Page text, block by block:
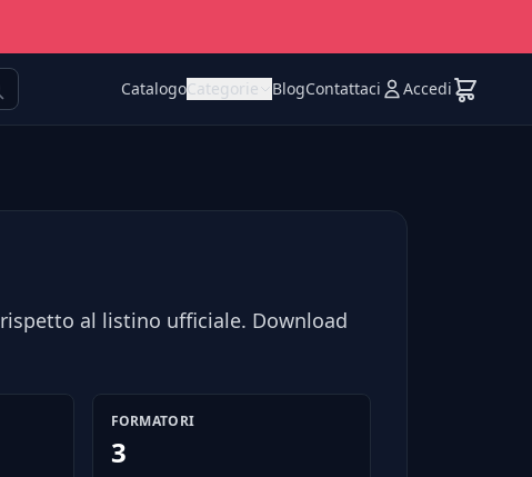
CatalogoCategorie BlogContattaci Accedi
rispetto al listino ufficiale. Download
FORMATORI
3